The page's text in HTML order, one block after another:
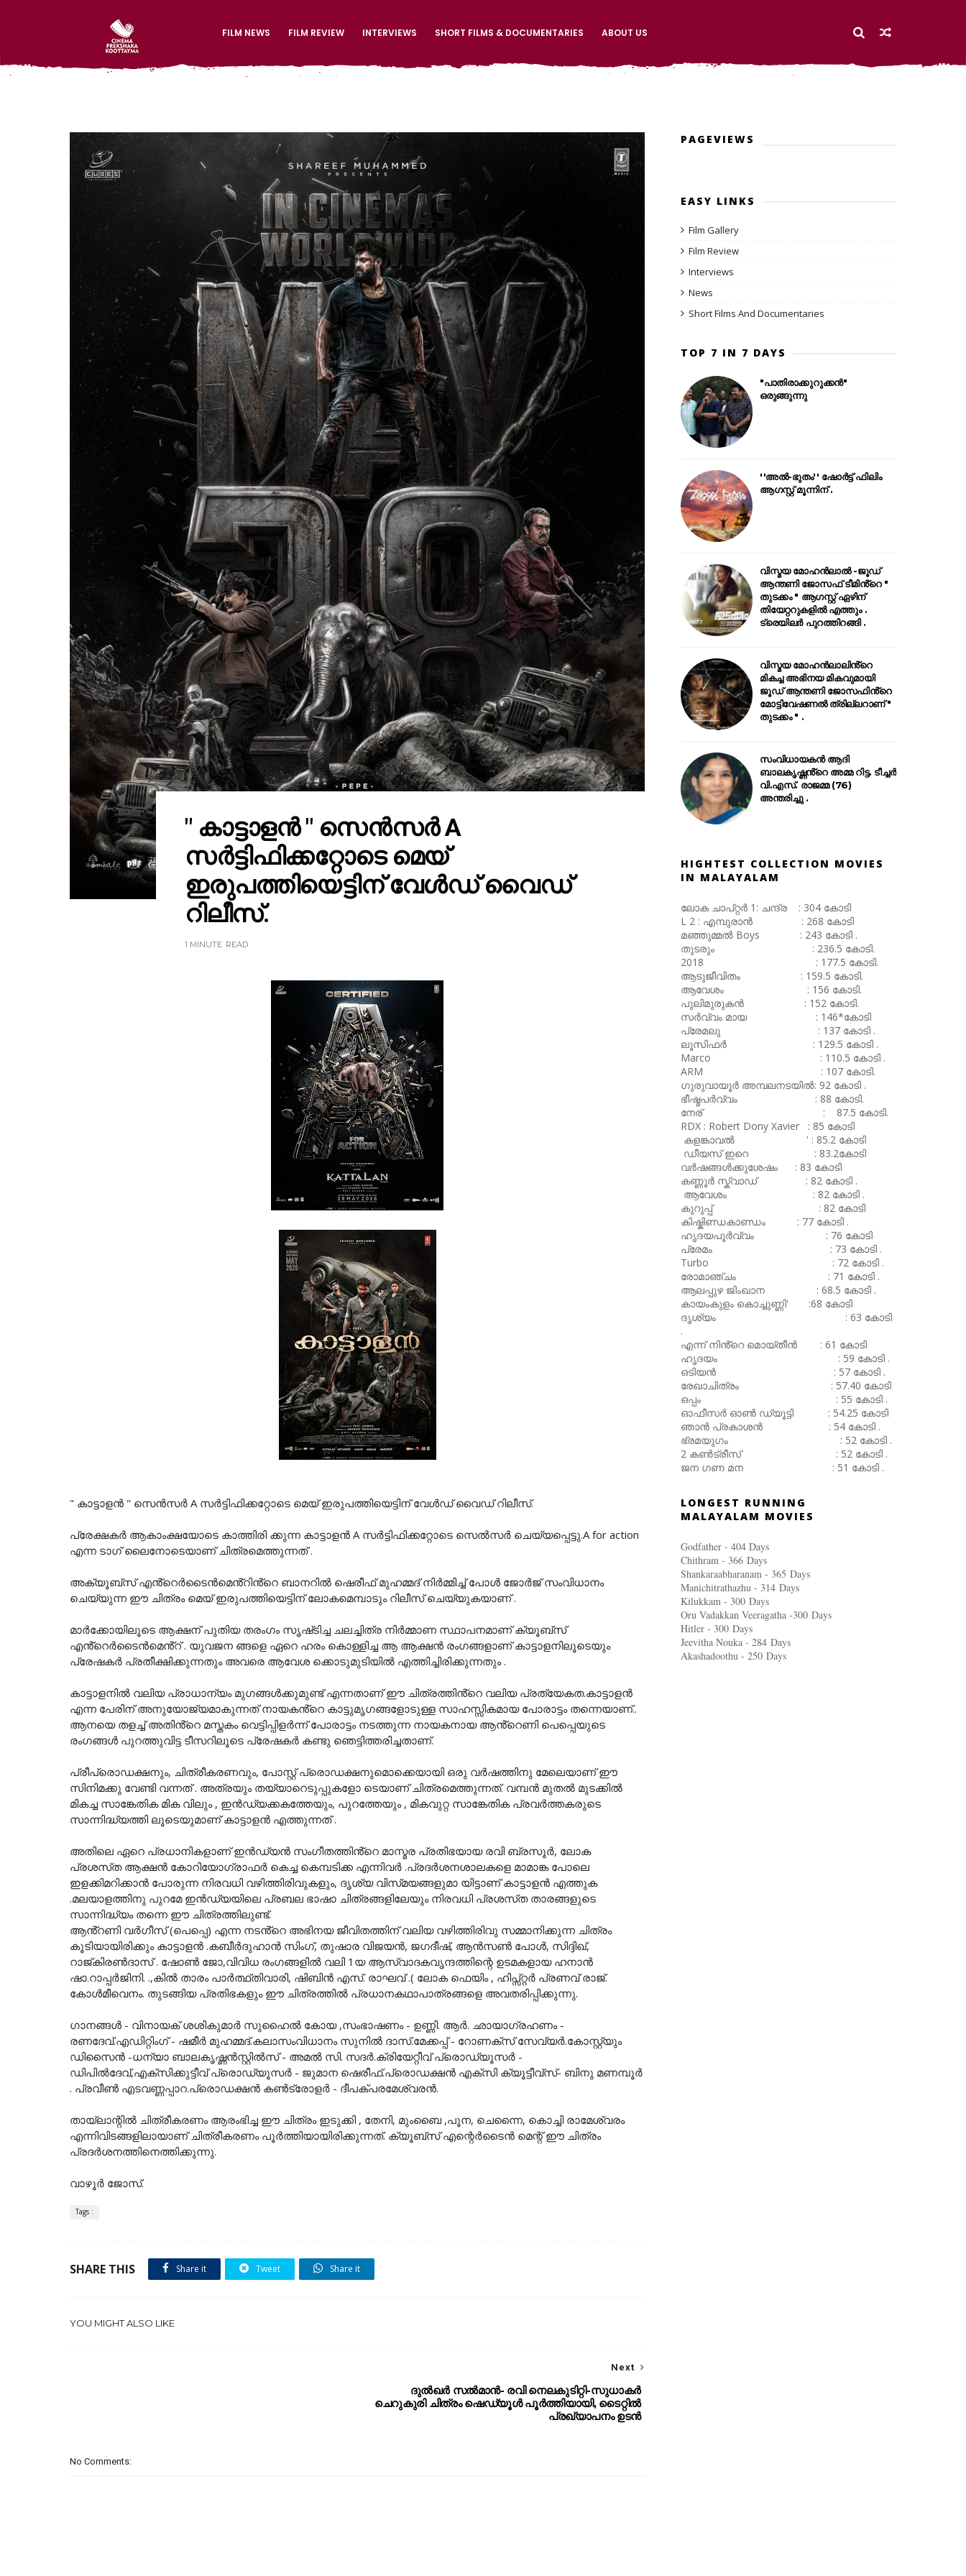
FILM NEWS FILM REVIEW INTERVIEWS SHORT FILMS & DOCUMENTARIES ABOUT US
" കാട്ടാളൻ " സെൻസർ A
സർട്ടിഫിക്കറ്റോടെ മെയ്
ഇരുപത്തിയെട്ടിന് വേൾഡ് വൈഡ്
റിലീസ്.
1 MINUTE READ
" കാട്ടാളൻ " സെൻസർ A സർട്ടിഫിക്കറ്റോടെ മെയ് ഇരുപത്തിയെട്ടിന് വേൾഡ് വൈഡ് റിലീസ്.
പ്രേക്ഷകർ ആകാംക്ഷയോടെ കാത്തിരി ക്കുന്ന കാട്ടാളൻ A സർട്ടിഫിക്കറ്റോടെ സെൽസർ ചെയ്യപ്പെട്ടു.A for action
എന്ന ടാഗ് ലൈനോടെയാണ് ചിത്രമെത്തുന്നത് .
അക്യൂബ്സ് എൻ്റെർടൈൻമെൻ്റിൻ്റെ ബാനറിൽ ഷെരീഫ് മുഹമ്മദ് നിർമ്മിച്ച് പോൾ ജോർജ് സംവിധാനം
ചെയ്യുന്ന ഈ ചിത്രം മെയ് ഇരുപത്തിയെട്ടിന് ലോകമെമ്പാടും റിലീസ് ചെയ്യുകയാണ് .
മാർക്കോയിലൂടെ ആക്ഷന് പുതിയ തരംഗം സൃഷ്‌ടിച്ച ചലച്ചിത്ര നിർമ്മാണ സ്ഥാപനമാണ് ക്യൂബ്സ്
എൻ്റെർടൈൻമെൻ്റ് . യുവജന ങ്ങളെ ഏറെ ഹരം കൊള്ളിച്ച ആ ആക്ഷൻ രംഗങ്ങളാണ് കാട്ടാളനിലൂടെയും
പ്രേഷകർ പ്രതീക്ഷിക്കുന്നതും അവരെ ആവേശ ക്കൊടുമുടിയിൽ എത്തിച്ചിരിക്കുന്നതും .
കാട്ടാളനിൽ വലിയ പ്രാധാന്യം മുഗങ്ങൾക്കുമുണ്ട് എന്നതാണ് ഈ ചിത്രത്തിൻ്റെ വലിയ പ്രത്യേകത.കാട്ടാളൻ
എന്ന പേരിന് അനുയോജ്യമാകുന്നത് നായകൻ്റെ കാട്ടുമൃഗങ്ങളോടുള്ള സാഹസ്സികമായ പോരാട്ടം തന്നെയാണ്..
ആനയെ തളച്ച് അതിൻ്റെ മസ്തകം വെട്ടിപ്പിളർന്ന് പോരാട്ടം നടത്തുന്ന നായകനായ ആൻ്റെണി പെപ്പെയുടെ
രംഗങ്ങൾ പുറത്തുവിട്ട ടീസറിലൂടെ പ്രേഷകർ കണ്ടു ഞെട്ടിത്തരിച്ചതാണ്.
പ്രീപ്രൊഡക്ഷനും, ചിത്രീകരണവും, പോസ്റ്റ് പ്രൊഡക്ഷനുമൊക്കെയായി ഒരു വർഷത്തിനു മേലെയാണ് ഈ
സിനിമക്കു വേണ്ടി വന്നത് . അത്രയും തയ്യാറെടുപ്പുകളോ ടെയാണ് ചിത്രമെത്തുന്നത്. വമ്പൻ മുതൽ മുടക്കിൽ
മികച്ച സാങ്കേതിക മിക വിലും , ഇൻഡ്യക്കകത്തേയും, പുറത്തേയും , മികവുറ്റ സാങ്കേതിക പ്രവർത്തകരുടെ
സാന്നിദ്ധ്യത്തി ലൂടെയുമാണ് കാട്ടാളൻ എത്തുന്നത് .
അതിലെ ഏറെ പ്രധാനികളാണ് ഇൻഡ്യൻ സംഗീതത്തിൻ്റെ മാസ്മര പ്രതിഭയായ രവി ബ്രസൂർ, ലോക
പ്രശസ്‌ത ആക്ഷൻ കോറിയോഗ്രാഫർ കെച്ച കെമ്പടിക്ക എന്നിവർ .പ്രദർശനശാലകളെ മാമാങ്ക പോലെ
ഇളക്കിമറിക്കാൻ പോരുന്ന നിരവധി വഴിത്തിരിവുകളും, ദൃശ്യ വിസ്‌മയങ്ങളുമാ യിട്ടാണ് കാട്ടാളൻ എത്തുക
.മലയാളത്തിനു പുറമേ ഇൻഡ്യയിലെ പ്രബല ഭാഷാ ചിത്രങ്ങളിലേയും നിരവധി പ്രശസ്‌ത താരങ്ങളുടെ
സാന്നിദ്ധ്യം തന്നെ ഈ ചിത്രത്തിലുണ്ട്.
ആൻ്റണി വർഗീസ് (പെപ്പെ) എന്ന നടൻ്റെ അഭിനയ ജീവിതത്തിന് വലിയ വഴിത്തിരിവു സമ്മാനിക്കുന്ന ചിത്രം
കൂടിയായിരിക്കും കാട്ടാളൻ .കബീർദുഹാൻ സിംഗ്, തുഷാര വിജയൻ, ജഗദീഷ്, ആൻസൺ പോൾ, സിദ്ദിഖ്,
റാജ്കിരൺദാസ് . ഷോൺ ജോ,വിവിധ രംഗങ്ങളിൽ വലി 1യ ആസ്വാദകവൃന്ദത്തിന്റെ ഉടമകളായ ഹനാൻ
ഷാ.റാപ്പർജിനി. .,കിൽ താരം പാർത്ഥ്തിവാരി, ഷിബിൻ എസ്. രാഘവ് .( ലോക ഫെയിം , ഹിപ്സ്റ്റർ പ്രണവ് രാജ്.
കോൾമീവെനം. തുടങ്ങിയ പ്രതിഭകളും ഈ ചിത്രത്തിൽ പ്രധാനകഥാപാത്രങ്ങളെ അവതരിപ്പിക്കുന്നു.
ഗാനങ്ങൾ - വിനായക് ശശികുമാർ സുഹൈൽ കോയ ,സംഭാഷണം - ഉണ്ണി. ആർ. ഛായാഗ്രഹണം -
രണദേവ്.എഡിറ്റിംഗ് - ഷമീർ മുഹമ്മദ്.കലാസംവിധാനം സുനിൽ ദാസ്.മേക്കപ്പ് - റോണക്സ് സേവ്യർ.കോസ്റ്റ്യും
ഡിസൈൻ -ധന്യാ ബാലകൃഷ്ണൻസ്റ്റിൽസ് - അമൽ സി. സദർ.ക്രിയേറ്റീവ് പ്രൊഡ്യൂസർ -
ഡിപിൽദേവ്,എക്സിക്കുട്ടീവ് പ്രൊഡ്യൂസർ - ജുമാന ഷെരീഫ്.പ്രൊഡക്ഷൻ എക്സി ക്യൂട്ടീവ്സ്- ബിനു മണമ്പൂർ
. പ്രവീൺ എടവണ്ണപ്പാറ.പ്രൊഡക്ഷൻ കൺട്രോളർ - ദീപക്പരമേശ്വരൻ.
തായ്ലാന്റിൽ ചിത്രീകരണം ആരംഭിച്ച ഈ ചിത്രം ഇടുക്കി , തേനി, മുംബൈ ,പൂന, ചെന്നൈ, കൊച്ചി രാമേശ്വരം
എന്നിവിടങ്ങളിലായാണ് ചിത്രീകരണം പൂർത്തിയായിരിക്കുന്നത്. ക്യൂബ്സ് എന്റെർടൈൻ മെന്റ് ഈ ചിത്രം
പ്രദർശനത്തിനെത്തിക്കുന്നു.
വാഴൂർ ജോസ്.
Tags :
SHARE THIS Share it Tweet Share it
YOU MIGHT ALSO LIKE
Next
ദുൽഖർ സൽമാൻ- രവി നെലകുടിറ്റി-സുധാകർ
ചെറുകുരി ചിത്രം ഷെഡ്യൂൾ പൂർത്തിയായി, ടൈറ്റിൽ
പ്രഖ്യാപനം ഉടൻ
No Comments:
PAGEVIEWS
EASY LINKS
Film Gallery
Film Review
Interviews
News
Short Films And Documentaries
TOP 7 IN 7 DAYS
"പാതിരാക്കുറുക്കൻ"
ഒരുങ്ങുന്നു
''അൽ-ഭുതം'' ഷോർട്ട് ഫിലിം
ആഗസ്റ്റ് മൂന്നിന് .
വിസ്മയ മോഹൻലാൽ -ജൂഡ്
ആന്തണി ജോസഫ് ടീമിൻ്റെ "
തുടക്കം " ആഗസ്റ്റ് ഏഴിന്
തിയേറ്ററുകളിൽ എത്തും .
ട്രെയിലർ പുറത്തിറങ്ങി .
വിസ്മയ മോഹൻലാലിൻ്റെ
മികച്ച അഭിനയ മികവുമായി
ജൂഡ് ആന്തണി ജോസഫിൻ്റെ
മോട്ടിവേഷണൽ ത്രില്ലറാണ് "
തുടക്കം " .
സംവിധായകൻ ആദി
ബാലകൃഷ്ണൻ്റെ അമ്മ റിട്ട. ടീച്ചർ
വി.എസ്. രാജമ്മ (76)
അന്തരിച്ചു .
HIGHTEST COLLECTION MOVIES
IN MALAYALAM
ലോക ചാപ്റ്റർ 1: ചന്ദ്ര : 304 കോടി
L 2 : എമ്പുരാൻ : 268 കോടി
മഞ്ഞുമ്മൽ Boys : 243 കോടി .
തുടരും : 236.5 കോടി.
2018 : 177.5 കോടി.
ആടുജീവിതം : 159.5 കോടി.
ആവേശം : 156 കോടി.
പുലിമുരുകൻ : 152 കോടി.
സർവ്വം മായ : 146*കോടി
പ്രേമലു : 137 കോടി .
ലൂസിഫർ : 129.5 കോടി .
Marco : 110.5 കോടി .
ARM : 107 കോടി.
ഗുരുവായൂർ അമ്പലനടയിൽ: 92 കോടി .
ഭീഷ്മപർവ്വം : 88 കോടി.
നേര് : 87.5 കോടി.
RDX : Robert Dony Xavier : 85 കോടി
കളങ്കാവൽ ' : 85.2 കോടി
ഡീയസ് ഇറെ : 83.2കോടി
വർഷങ്ങൾക്കുശേഷം : 83 കോടി
കണ്ണൂർ സ്ക്വാഡ് : 82 കോടി .
ആവേശം : 82 കോടി .
കുറുപ്പ് : 82 കോടി
കിഷ്കിണ്ഡകാണ്ഡം : 77 കോടി .
ഹൃദയപൂർവ്വം : 76 കോടി
പ്രേമം : 73 കോടി .
Turbo : 72 കോടി .
രോമാഞ്ചം : 71 കോടി .
ആലപ്പുഴ ജിംഖാന : 68.5 കോടി .
കായംകുളം കൊച്ചുണ്ണി' :68 കോടി
ദൃശ്യം : 63 കോടി
.
എന്ന് നിൻ്റെ മൊയ്തീൻ : 61 കോടി
ഹൃദയം : 59 കോടി .
ഒടിയൻ : 57 കോടി .
രേഖാചിത്രം : 57.40 കോടി
ഒപ്പം : 55 കോടി .
ഓഫീസർ ഓൺ ഡ്യൂട്ടി : 54.25 കോടി
ഞാൻ പ്രകാശൻ : 54 കോടി .
ഭ്രമയുഗം : 52 കോടി .
2 കൺട്രീസ് : 52 കോടി .
ജന ഗണ മന : 51 കോടി .
LONGEST RUNNING
MALAYALAM MOVIES
Godfather - 404 Days
Chithram - 366 Days
Shankaraabharanam - 365 Days
Manichitrathazhu - 314 Days
Kilukkam - 300 Days
Oru Vadakkan Veeragatha -300 Days
Hitler - 300 Days
Jeevitha Nouka - 284 Days
Akashadoothu - 250 Days